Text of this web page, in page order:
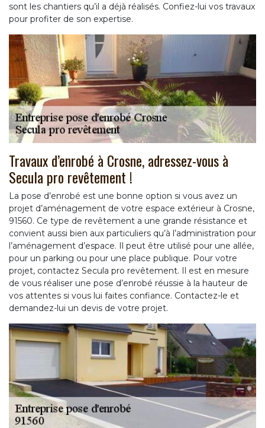
sont les chantiers qu’il a déjà réalisés. Confiez-lui vos travaux
pour profiter de son expertise.
Travaux d’enrobé à Crosne, adressez-vous à
Secula pro revêtement !
La pose d’enrobé est une bonne option si vous avez un
projet d’aménagement de votre espace extérieur à Crosne,
91560. Ce type de revêtement a une grande résistance et
convient aussi bien aux particuliers qu’à l’administration pour
l’aménagement d’espace. Il peut être utilisé pour une allée,
pour un parking ou pour une place publique. Pour votre
projet, contactez Secula pro revêtement. Il est en mesure
de vous réaliser une pose d’enrobé réussie à la hauteur de
vos attentes si vous lui faites confiance. Contactez-le et
demandez-lui un devis de votre projet.